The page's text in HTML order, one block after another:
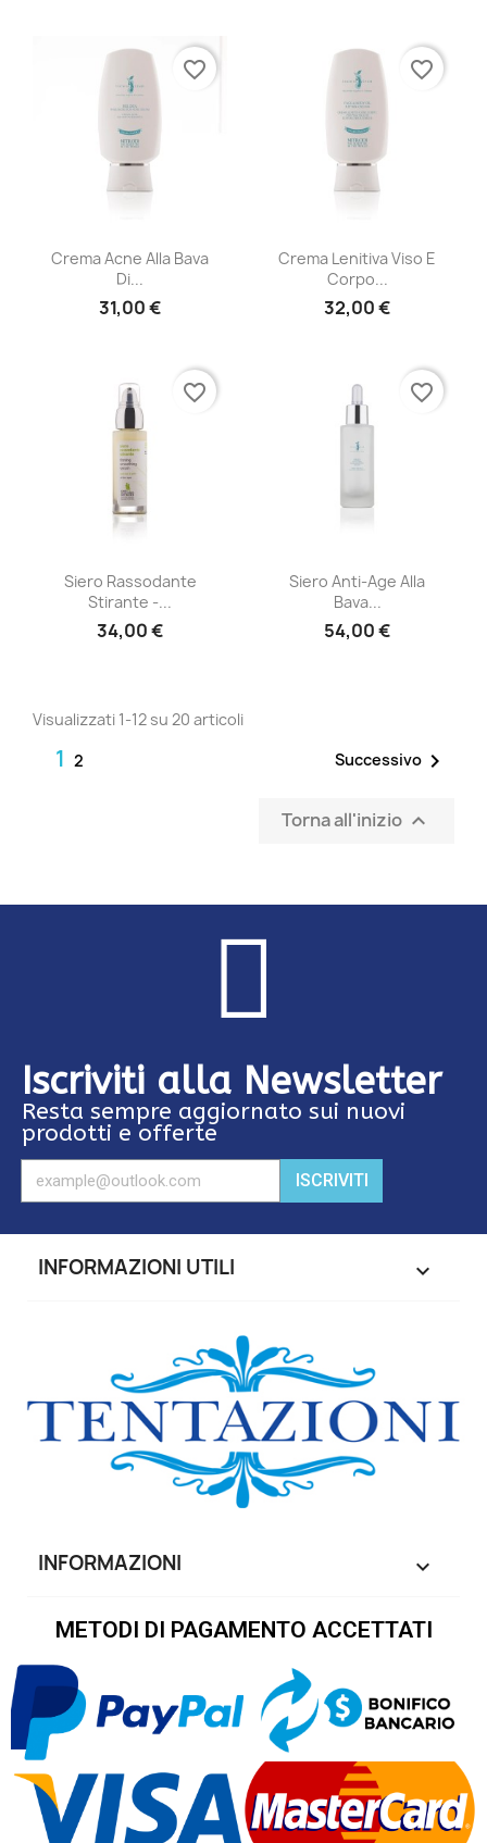
Crema Acne Alla Bava
Di...
31,00 €
favorite_border
Crema Lenitiva Viso E
Corpo...
32,00 €
favorite_border
Siero Rassodante
Stirante -...
34,00 €
favorite_border
Siero Anti-Age Alla
Bava...
54,00 €
favorite_border
Visualizzati 1-12 su 20 articoli
1 2 Successivo 
Torna all'inizio 
Iscriviti alla Newsletter
Resta sempre aggiornato sui nuovi
prodotti e offerte
ISCRIVITI
INFORMAZIONI UTILI 
INFORMAZIONI 
METODI DI PAGAMENTO ACCETTATI